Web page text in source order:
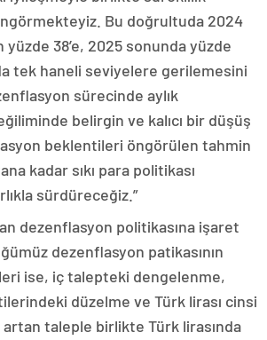
Bu doğrultuda 2024
yüzde 38’e, 2025 sonunda yüzde
tek haneli seviyelere gerilemesini
sürecinde aylık
belirgin ve kalıcı bir düşüş
beklentileri öngörülen tahmin
kadar sıkı para politikası
sürdüreceğiz.”
dezenflasyon politikasına işaret
dezenflasyon patikasının
ise, iç talepteki dengelenme,
düzelme ve Türk lirası cinsi
artan taleple birlikte Türk lirasında